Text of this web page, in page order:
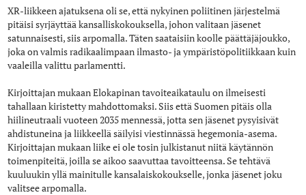
XR-liikkeen ajatuksena oli se, että nykyinen poliitinen järjestelmä
pitäisi syrjäyttää kansalliskokouksella, johon valitaan jäsenet
satunnaisesti, siis arpomalla. Täten saataisiin koolle päättäjäjoukko,
joka on valmis radikaalimpaan ilmasto- ja ympäristöpolitiikkaan kuin
vaaleilla valittu parlamentti.
Kirjoittajan mukaan Elokapinan tavoiteaikataulu on ilmeisesti
tahallaan kiristetty mahdottomaksi. Siis että Suomen pitäis olla
hiilineutraali vuoteen 2035 mennessä, jotta sen jäsenet pysyisivät
ahdistuneina ja liikkeellä säilyisi viestinnässä hegemonia-asema.
Kirjoittajan mukaan liike ei ole tosin julkistanut niitä käytännön
toimenpiteitä, joilla se aikoo saavuttaa tavoitteensa. Se tehtävä
kuuluukin yllä mainitulle kansalaiskokoukselle, jonka jäsenet joku
valitsee arpomalla.